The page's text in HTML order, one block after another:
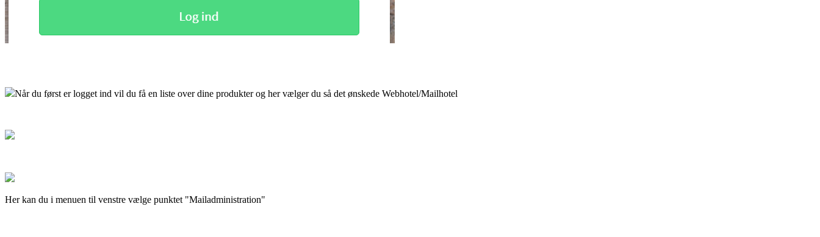
Når du først er logget ind vil du få en liste over dine produkter og her vælger du så det ønskede Webhotel/Mailhotel
Her kan du i menuen til venstre vælge punktet "Mailadministration"